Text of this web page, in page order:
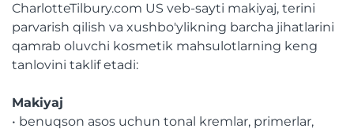
CharlotteTilbury.com US veb-sayti makiyaj, terini
parvarish qilish va xushbo'ylikning barcha jihatlarini
qamrab oluvchi kosmetik mahsulotlarning keng
tanlovini taklif etadi:
Makiyaj
• benuqson asos uchun tonal kremlar, primerlar,